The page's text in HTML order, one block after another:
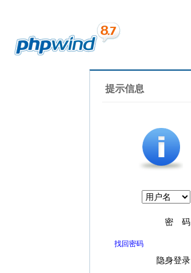
提示信息
密 码
找回密码
隐身登录